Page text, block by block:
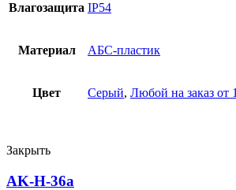
Влагозащита IP54
Материал АБС-пластик
Цвет Серый, Любой на заказ от
Закрыть
AK-H-36a